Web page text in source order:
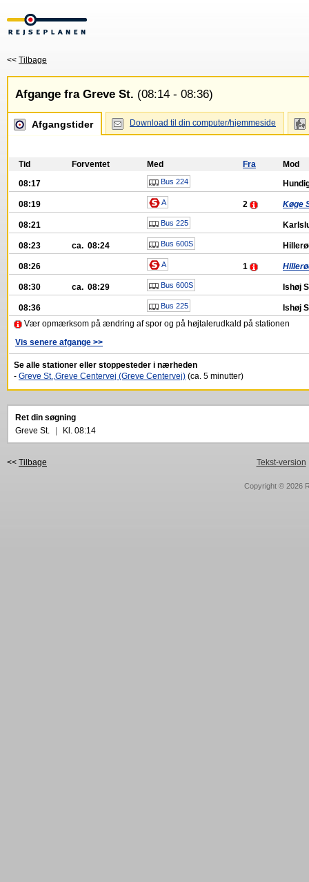
<< Tilbage
Afgange fra Greve St. (08:14 - 08:36)
Afgangstider Download til din computer/hjemmeside
Tid Forventet Med Fra
Mod
08:17
Bus 224
08:19 A 2 Køge
08:21 Bus 225
08:23 ca. 08:24 Bus 600S
08:26 A 1
08:30 ca. 08:29 Bus 600S Ishøj
08:36 Bus 225
Ishøj
Vær opmærksom på ændring af spor og på højtalerudkald på stationen
Vis senere afgange >>
Se alle stationer eller stoppesteder i nærheden
- Greve St.,Greve Centervej (Greve Centervej) (ca. 5 minutter)
Ret din søgning
Greve St.
Kl. 08:14
<< Tilbage Tekst-version
Copyright © 2026